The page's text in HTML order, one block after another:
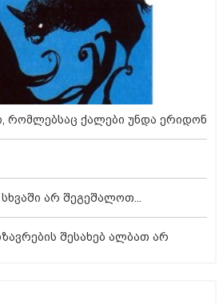
რომლებსაც ქალები უნდა ერიდონ
არ შეგეშალოთ...
შესახებ ალბათ არ